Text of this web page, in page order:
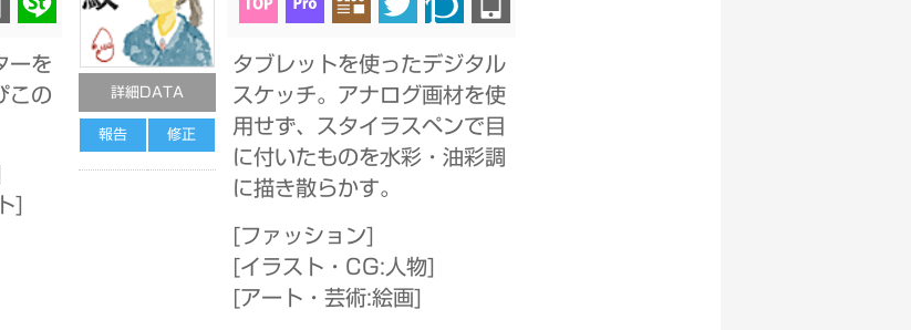
ーを
この
]
詳細DATA
報告 修正
タブレットを使ったデジタル
スケッチ。アナログ画材を使
用せず、スタイラスペンで目
に付いたものを水彩・油彩調
に描き散らかす。
[ファッション]
[イラスト・CG:人物]
[アート・芸術:絵画]